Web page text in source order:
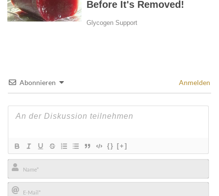
Abonnieren Anmelden
{} [+]
Name*